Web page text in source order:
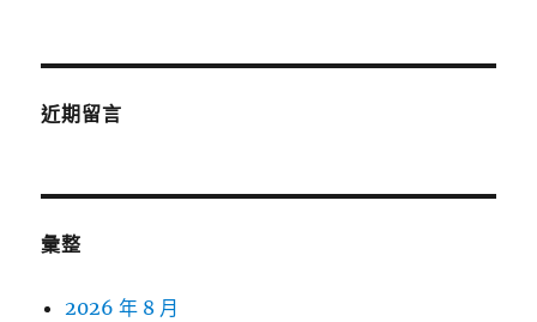
近期留言
彙整
2026 年 8 月